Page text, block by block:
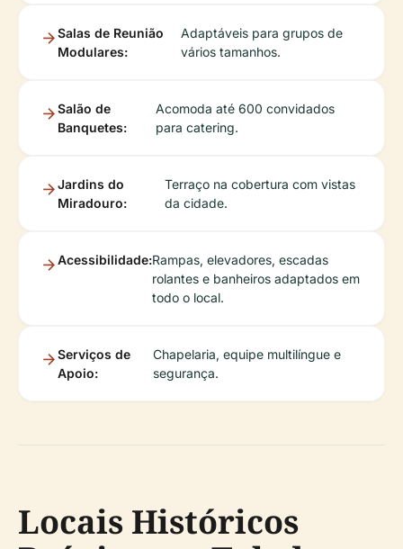
Salas de Reunião
Modulares:
Adaptáveis para grupos de
vários tamanhos.
Salão de
Banquetes:
Acomoda até 600 convidados
para catering.
Jardins do
Miradouro:
Terraço na cobertura com vistas
da cidade.
Acessibilidade:Rampas, elevadores, escadas
rolantes e banheiros adaptados em
todo o local.
Serviços de
Apoio:
Chapelaria, equipe multilíngue e
segurança.
Locais Históricos